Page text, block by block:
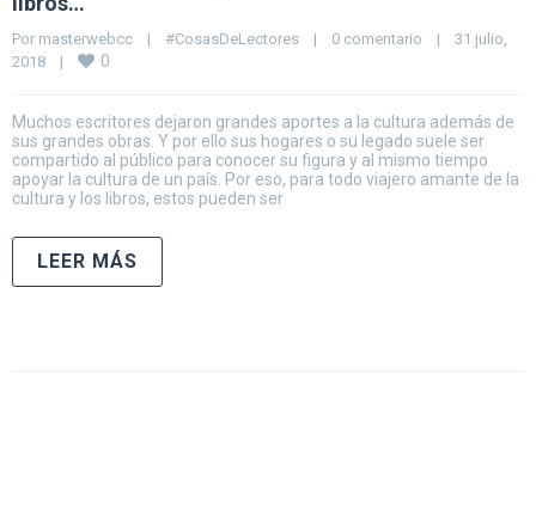
Por masterwebcc | #CosasDeLectores | 0 comentario |
31 julio,
2018 | 0
Muchos escritores dejaron grandes aportes a la cultura además de
sus grandes obras. Y por ello sus hogares o su legado suele ser
compartido al público para conocer su figura y al mismo tiempo
apoyar la cultura de un país. Por eso, para todo viajero amante de la
cultura y los libros, estos pueden ser
LEER MÁS